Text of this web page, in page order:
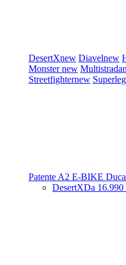
DesertXnew Diavelnew
Monsternew Multistrada
Streetfighternew
Patente A2 E-BIKE
DesertXDa 16.990